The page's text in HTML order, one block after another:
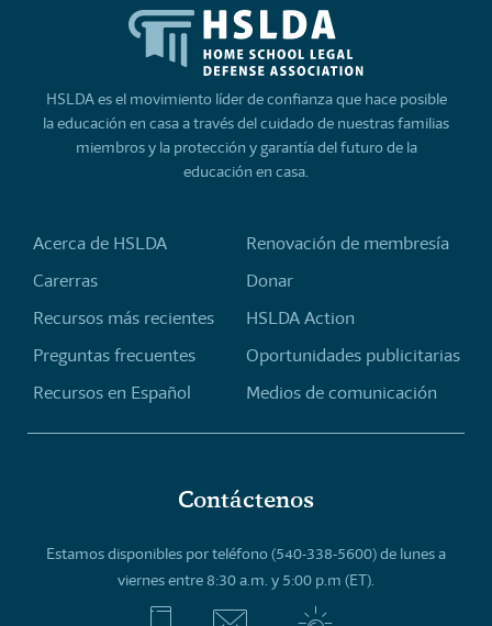
HSLDA es el movimiento líder de confianza que hace posible
la educación en casa a través del cuidado de nuestras familias
miembros y la protección y garantía del futuro de la
educación en casa.
Acerca de HSLDA
Carerras
Recursos más recientes
Preguntas frecuentes
Recursos en Español
Renovación de membresía
Donar
HSLDA Action
Oportunidades publicitarias
Medios de comunicación
Contáctenos
Estamos disponibles por teléfono (540-338-5600) de lunes a
viernes entre 8:30 a.m. y 5:00 p.m (ET).